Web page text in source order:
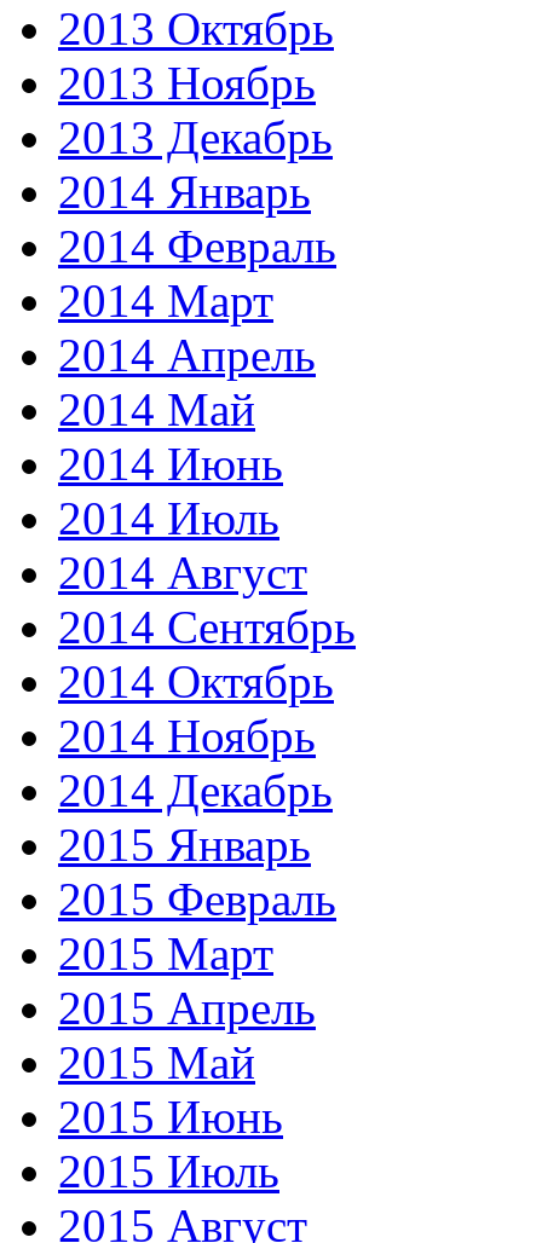
2013 Октябрь
2013 Ноябрь
2013 Декабрь
2014 Январь
2014 Февраль
2014 Март
2014 Апрель
2014 Май
2014 Июнь
2014 Июль
2014 Август
2014 Сентябрь
2014 Октябрь
2014 Ноябрь
2014 Декабрь
2015 Январь
2015 Февраль
2015 Март
2015 Апрель
2015 Май
2015 Июнь
2015 Июль
2015 Август